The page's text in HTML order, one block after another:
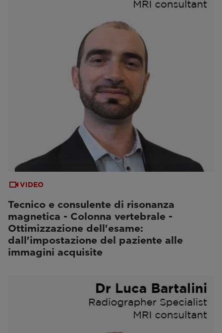
VIDEO
Tecnico e consulente di risonanza
magnetica - Colonna vertebrale -
Ottimizzazione dell'esame:
dall'impostazione del paziente alle
immagini acquisite